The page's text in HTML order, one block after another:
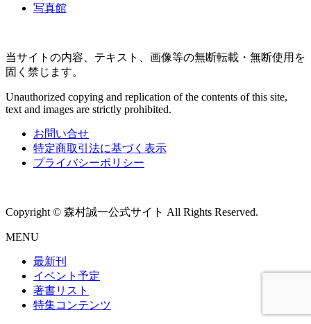
写真館
当サイトの内容、テキスト、画像等の無断転載・無断使用を
固く禁じます。
Unauthorized copying and replication of the contents of this site,
text and images are strictly prohibited.
お問い合せ
特定商取引法に基づく表示
プライバシーポリシー
Copyright © 森村誠一公式サイト All Rights Reserved.
MENU
最新刊
イベント予定
著書リスト
特集コンテンツ